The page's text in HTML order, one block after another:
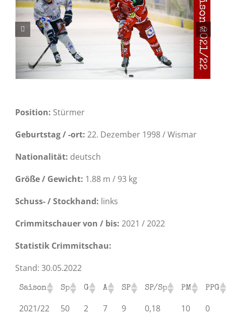
Position: Stürmer
Geburtstag / -ort: 22. Dezember 1998 / Wismar
Nationalität: deutsch
Größe / Gewicht: 1.88 m / 93 kg
Schuss- / Stockhand: links
Crimmitschauer von / bis: 2021 / 2022
Statistik Crimmitschau:
Stand: 30.05.2022
Saison Sp G A SP SP/Sp PM PPG
2021/22 50 2 7 9 0,18 10 0